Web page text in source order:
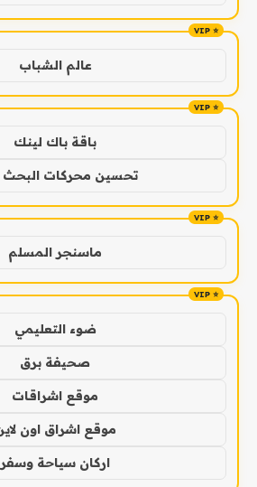
عالم الشباب
باقة باك لينك
تحسين محركات البحث SEO
ماسنجر المسلم
ضوء التعليمي
صحيفة برق
موقع اشراقات
موقع اشراق اون
اركان سياحة وسفر